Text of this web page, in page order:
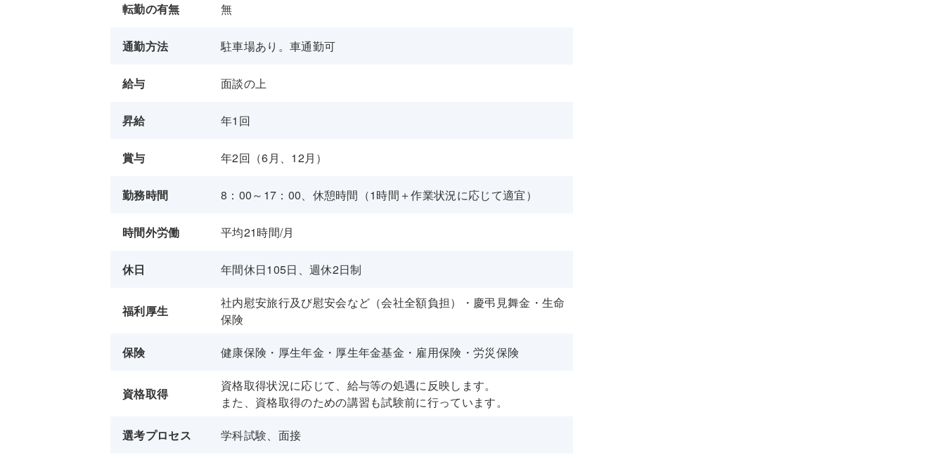
転勤の有無 無
通勤方法 駐車場あり。車通勤可
給与 面談の上
昇給 年1回
賞与 年2回（6月、12月）
勤務時間 8：00～17：00、休憩時間（1時間＋作業状況に応じて適宜）
時間外労働 平均21時間/月
休日 年間休日105日、週休2日制
福利厚生
社内慰安旅行及び慰安会など（会社全額負担）・慶弔見舞金・生命
保険
保険 健康保険・厚生年金・厚生年金基金・雇用保険・労災保険
資格取得
資格取得状況に応じて、給与等の処遇に反映します。
また、資格取得のための講習も試験前に行っています。
選考プロセス 学科試験、面接